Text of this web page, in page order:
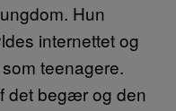
Hun
internettet og
teenagere.
det begær og den